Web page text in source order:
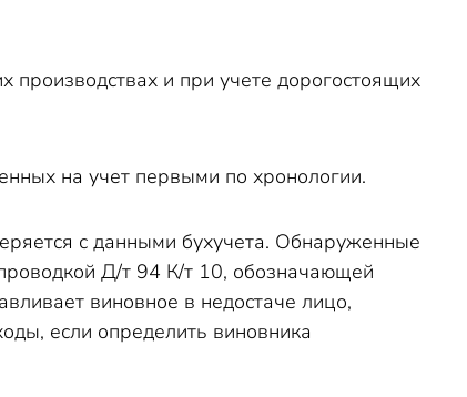
и при учете дорогостоящих
на учет первыми по хронологии.
с данными бухучета. Обнаруженные
Д/т 94 К/т 10, обозначающей
виновное в недостаче лицо,
если определить виновника